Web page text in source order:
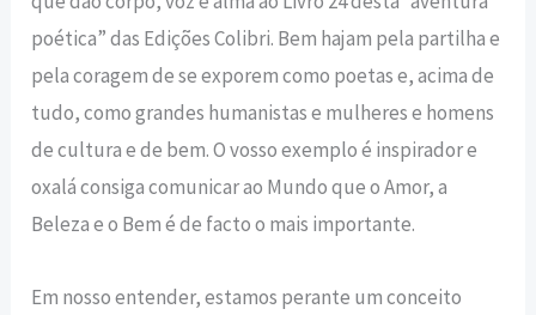
poética” das Edições Colibri. Bem hajam pela partilha e
pela coragem de se exporem como poetas e, acima de
tudo, como grandes humanistas e mulheres e homens
de cultura e de bem. O vosso exemplo é inspirador e
oxalá consiga comunicar ao Mundo que o Amor, a
Beleza e o Bem é de facto o mais importante.
Em nosso entender, estamos perante um conceito